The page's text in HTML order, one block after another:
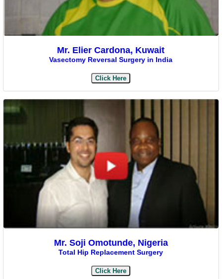
Mr. Elier Cardona, Kuwait
Vasectomy Reversal Surgery in India
Click Here
Mr. Soji Omotunde, Nigeria
Total Hip Replacement Surgery
Click Here